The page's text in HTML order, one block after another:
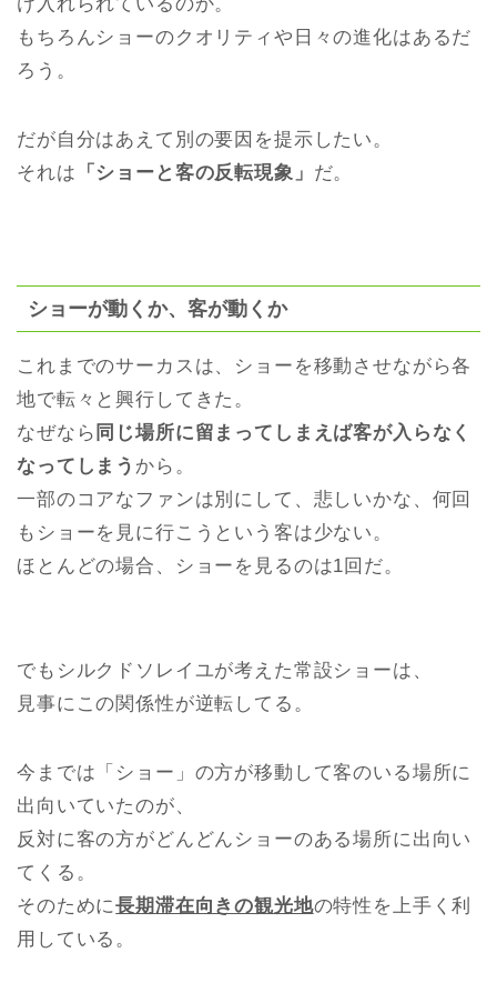
もちろんショーのクオリティや日々の進化はあるだ
ろう。
だが自分はあえて別の要因を提示したい。
それは 「ショーと客の反転現象」 だ。
ショーが動くか、客が動くか
これまでのサーカスは、ショーを移動させながら各
地で転々と興行してきた。
なぜなら 同じ場所に留まってしまえば客が入らなく
なってしまう から。
一部のコアなファンは別にして、悲しいかな、何回
もショーを見に行こうという客は少ない。
ほとんどの場合、ショーを見るのは1回だ。
でもシルクドソレイユが考えた常設ショーは、
見事にこの関係性が逆転してる。
今までは「ショー」の方が移動して客のいる場所に
出向いていたのが、
反対に客の方がどんどんショーのある場所に出向い
てくる。
そのために長期滞在向きの観光地の特性を上手く利
用している。